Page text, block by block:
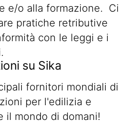
e/o alla formazione. Ci
pratiche retributive
con le leggi e i
su Sika
fornitori mondiali di
per l'edilizia e
il mondo di domani!